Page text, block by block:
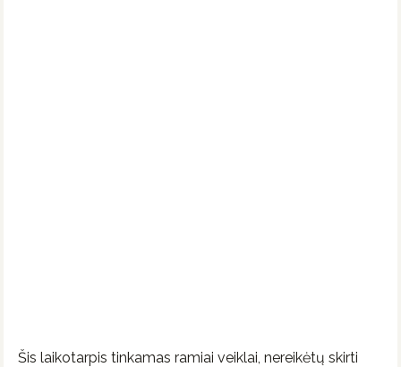
Šis laikotarpis tinkamas ramiai veiklai, nereikėtų skirti